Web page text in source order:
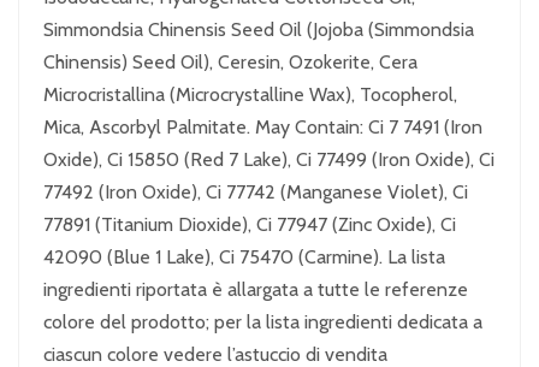
Simmondsia Chinensis Seed Oil (Jojoba (Simmondsia
Chinensis) Seed Oil), Ceresin, Ozokerite, Cera
Microcristallina (Microcrystalline Wax), Tocopherol,
Mica, Ascorbyl Palmitate. May Contain: Ci 7 7491 (Iron
Oxide), Ci 15850 (Red 7 Lake), Ci 77499 (Iron Oxide), Ci
77492 (Iron Oxide), Ci 77742 (Manganese Violet), Ci
77891 (Titanium Dioxide), Ci 77947 (Zinc Oxide), Ci
42090 (Blue 1 Lake), Ci 75470 (Carmine). La lista
ingredienti riportata è allargata a tutte le referenze
colore del prodotto; per la lista ingredienti dedicata a
ciascun colore vedere l’astuccio di vendita